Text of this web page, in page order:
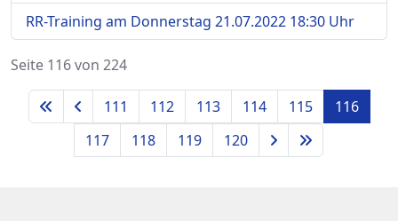
RR-Training am Donnerstag 21.07.2022 18:30 Uhr
Seite 116 von 224
111 112 113 114 115
116
117
118 119 120